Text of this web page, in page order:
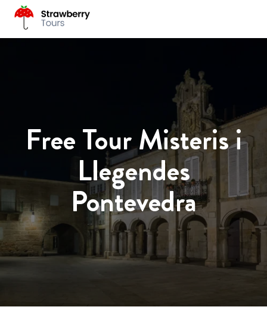
Free Tour Misteris i
Llegendes
Pontevedra